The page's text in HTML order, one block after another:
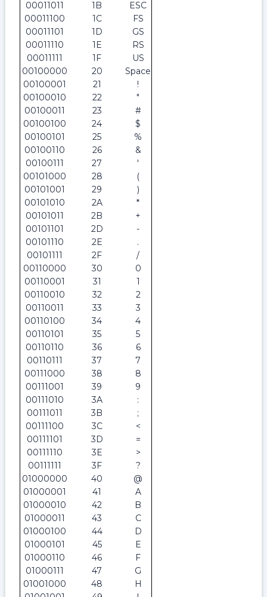
00011011
1B
ESC
00011100
1C
FS
00011101
1D
GS
00011110
1E
RS
00011111
1F
US
00100000
20
Space
00100001
21
!
00100010
22
"
00100011
23
#
00100100
24
$
00100101
25
%
00100110
26
&
00100111
27
'
00101000
28
(
00101001
29
)
00101010
2A
*
00101011
2B
+
00101101
2D
-
00101110
2E
.
00101111
2F
/
00110000
30
0
00110001
31
1
00110010
32
2
00110011
33
3
00110100
34
4
00110101
35
5
00110110
36
6
00110111
37
7
00111000
38
8
00111001
39
9
00111010
3A
:
00111011
3B
;
00111100
3C
<
00111101
3D
=
00111110
3E
>
00111111
3F
?
01000000
40
@
01000001
41
A
01000010
42
B
01000011
43
C
01000100
44
D
01000101
45
E
01000110
46
F
01000111
47
G
01001000
48
H